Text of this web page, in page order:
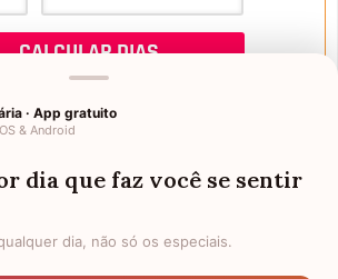
de Aniversário
FALTAM 3 DIAS PARA O MEU
· App gratuito
& Android
dia que faz você se sentir
dia, não só os especiais.